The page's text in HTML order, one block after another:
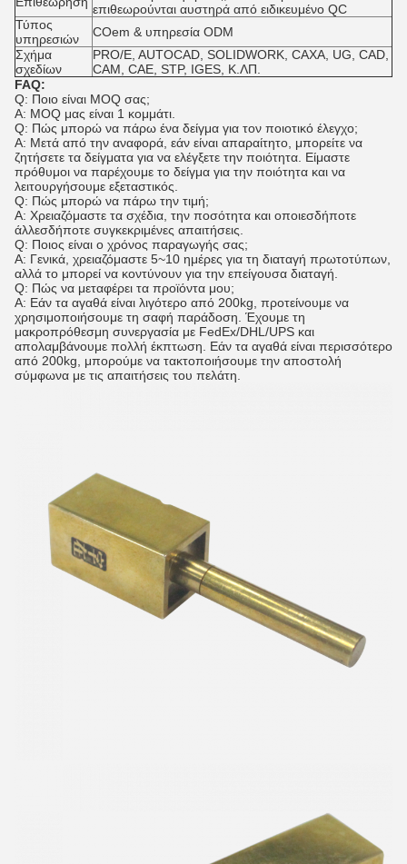
επιθεωρούνται αυστηρά από ειδικευμένο QC
Τύπος
υπηρεσιών
COem & υπηρεσία ODM
Σχήμα
σχεδίων
PRO/E, AUTOCAD, SOLIDWORK, CAXA, UG, CAD,
CAM, CAE, STP, IGES, Κ.ΛΠ.
FAQ:
Q: Ποιο είναι MOQ σας;
Α: MOQ μας είναι 1 κομμάτι.
Q: Πώς μπορώ να πάρω ένα δείγμα για τον ποιοτικό έλεγχο;
Α: Μετά από την αναφορά, εάν είναι απαραίτητο, μπορείτε να
ζητήσετε τα δείγματα για να ελέγξετε την ποιότητα. Είμαστε
πρόθυμοι να παρέχουμε το δείγμα για την ποιότητα και να
λειτουργήσουμε εξεταστικός.
Q: Πώς μπορώ να πάρω την τιμή;
Α: Χρειαζόμαστε τα σχέδια, την ποσότητα και οποιεσδήποτε
άλλεσδήποτε συγκεκριμένες απαιτήσεις.
Q: Ποιος είναι ο χρόνος παραγωγής σας;
Α: Γενικά, χρειαζόμαστε 5~10 ημέρες για τη διαταγή πρωτοτύπων,
αλλά το μπορεί να κοντύνουν για την επείγουσα διαταγή.
Q: Πώς να μεταφέρει τα προϊόντα μου;
Α: Εάν τα αγαθά είναι λιγότερο από 200kg, προτείνουμε να
χρησιμοποιήσουμε τη σαφή παράδοση. Έχουμε τη
μακροπρόθεσμη συνεργασία με FedEx/DHL/UPS και
απολαμβάνουμε πολλή έκπτωση. Εάν τα αγαθά είναι περισσότερο
από 200kg, μπορούμε να τακτοποιήσουμε την αποστολή
σύμφωνα με τις απαιτήσεις του πελάτη.